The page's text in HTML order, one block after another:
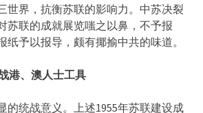
世界，抗衡苏联的影响力。中苏决裂
苏联的成就展览嗤之以鼻，不予报
纸予以报导，颇有揶揄中共的味道。
港、澳人士工具
的统战意义。上述1955年苏联建设成